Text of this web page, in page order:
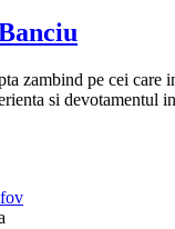
zambind pe cei care
si devotamentul